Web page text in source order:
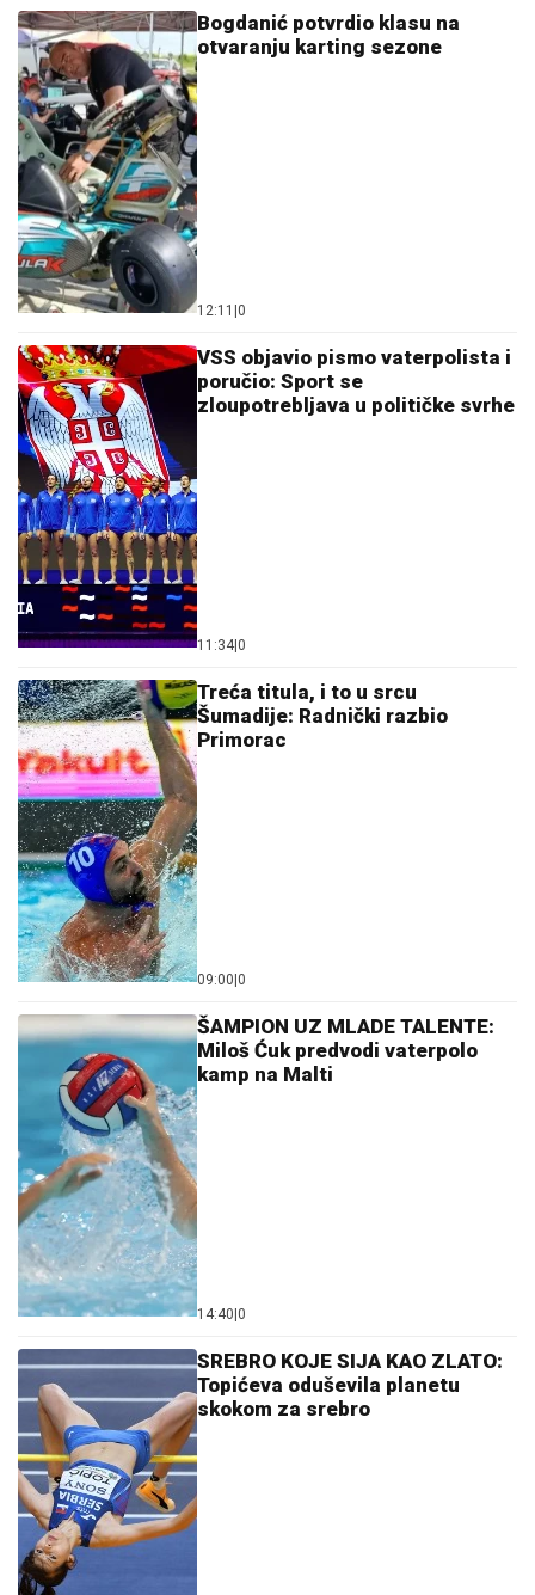
Koliko visoku temperaturu ljudsko telo može da
izdrži?
05. 08. 2026 14:12
Marija (3) se igrala u dvorištu i samo je nestala: Posle
42 godine otac je pronašao, zanemeo je kada je saznao
gde je bila
06. 08. 2026 09:39
25.000 kupaca već kupuje uz PerSu Extra. A ti? Saznaj
više
03. 08. 2026 07:31
akcijskoj ceni od 19.990€ do 31.8.
03. 08. 2026 13:23